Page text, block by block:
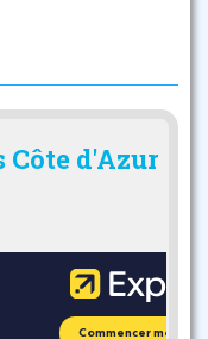
d'Azur